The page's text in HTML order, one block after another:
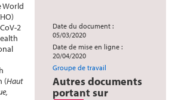
Date du document :
05/03/2020
Date de mise en ligne :
20/04/2020
Groupe de travail
Autres documents
portant sur
World
2
(Haut